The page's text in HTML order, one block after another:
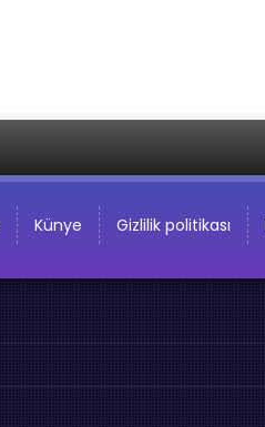
Künye Gizlilik politikası